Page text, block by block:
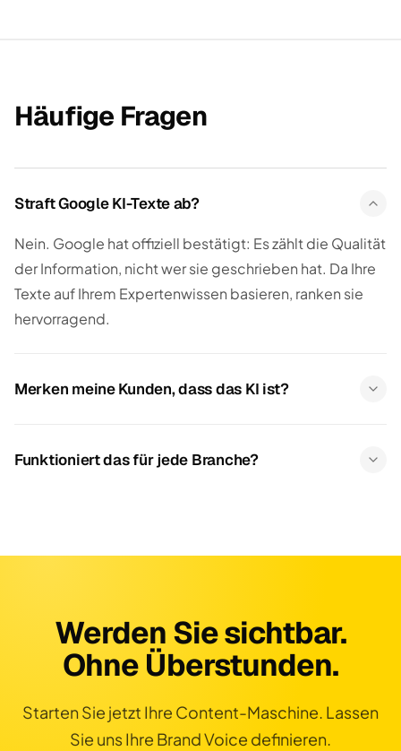
Häufige Fragen
Straft Google KI-Texte ab?
Nein. Google hat offiziell bestätigt: Es zählt die Qualität
der Information, nicht wer sie geschrieben hat. Da Ihre
Texte auf Ihrem Expertenwissen basieren, ranken sie
hervorragend.
Merken meine Kunden, dass das KI ist?
Funktioniert das für jede Branche?
Werden Sie sichtbar.
Ohne Überstunden.
Starten Sie jetzt Ihre Content-Maschine. Lassen
Sie uns Ihre Brand Voice definieren.